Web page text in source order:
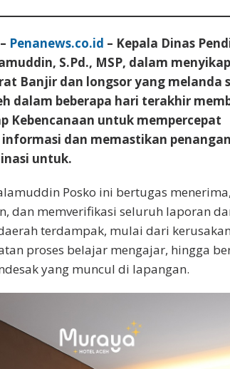
Penanews.co.id – Kepala Dinas
S.Pd., MSP, dalam
Banjir dan longsor yang melanda
dalam beberapa hari terakhir
Kebencanaan untuk mempercepat
dan memastikan
untuk.
Posko ini bertugas menerima,
dan memverifikasi seluruh laporan
terdampak, mulai dari
proses belajar mengajar, hingga
yang muncul di lapangan.